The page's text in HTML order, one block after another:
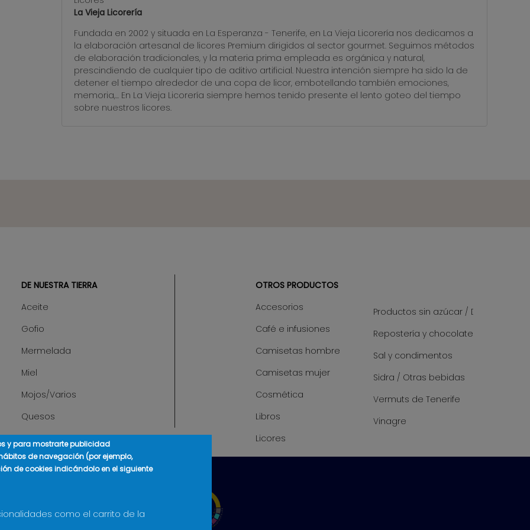
La Vieja Licorería
Fundada en 2002 y situada en La Esperanza - Tenerife, en La Vieja Licorería nos dedicamos a
la elaboración artesanal de licores Premium dirigidos al sector gourmet. Seguimos métodos
de elaboración tradicionales, y la materia prima empleada es orgánica y natural,
prescindiendo de cualquier tipo de aditivo artificial. Nuestra intención siempre ha sido la de
detener el tiempo alrededor de una copa de licor, embotellando también emociones,
memoria,... En La Vieja Licorería siempre hemos tenido presente el lento goteo del tiempo
sobre nuestros licores.
DE NUESTRA TIERRA
Aceite
Gofio
Mermelada
Miel
Mojos/Varios
Quesos
OTROS PRODUCTOS
Accesorios
Café e infusiones
Camisetas hombre
Camisetas mujer
Cosmética
Libros
Licores
Productos sin azúcar / Diet
Repostería y chocolate
Sal y condimentos
Sidra / Otras bebidas
Vermuts de Tenerife
Vinagre
y para mostrarte publicidad
de navegación (por ejemplo,
de cookies indicándolo en el siguiente
como el carrito de la